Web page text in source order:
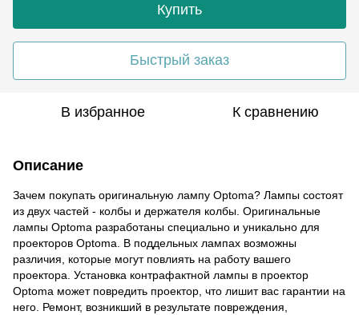
Купить
Быстрый заказ
В избранное К сравнению
Описание
Зачем покупать оригинальную лампу Optoma? Лампы состоят
из двух частей - колбы и держателя колбы. Оригинальные
лампы Optoma разработаны специально и уникально для
проекторов Optoma. В поддельных лампах возможны
различия, которые могут повлиять на работу вашего
проектора. Установка контрафактной лампы в проектор
Optoma может повредить проектор, что лишит вас гарантии на
него. Ремонт, возникший в результате повреждения,